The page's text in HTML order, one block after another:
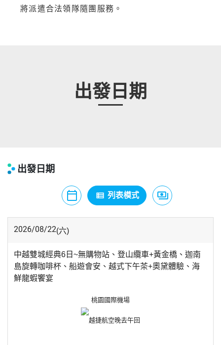
將派遣合法領隊隨團服務。
出發日期
出發日期
calendar_today
月曆模式
view_list
列表模式 payments
價格模式
2026/08/22(六)
中越雙城經典6日~無購物站、登山纜車+黃金橋、迦南
島旋轉咖啡杯、船遊會安、越式下午茶+奧黛體驗、海
鮮龍蝦饗宴
桃園國際機場
越捷航空晚去午回